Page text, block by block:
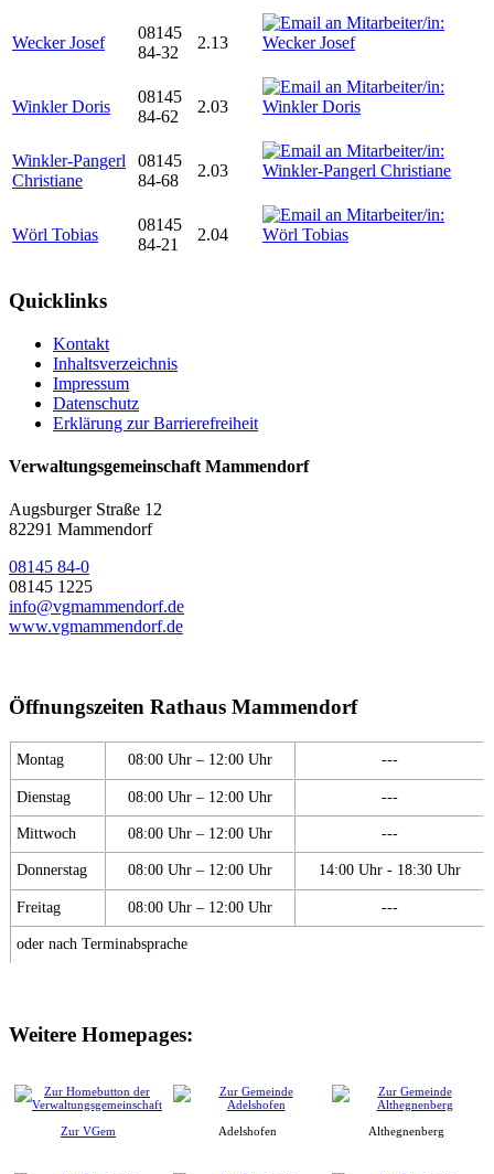
Wecker Josef
08145
84-32
2.13
Winkler Doris
08145
84-62
2.03
Winkler-Pangerl
Christiane
08145
84-68
2.03
Wörl Tobias
08145
84-21
2.04
Quicklinks
Kontakt
Inhaltsverzeichnis
Impressum
Datenschutz
Erklärung zur Barrierefreiheit
Verwaltungsgemeinschaft Mammendorf
Augsburger Straße 12
82291 Mammendorf
08145 84-0
08145 1225
info@vgmammendorf.de
www.vgmammendorf.de
Öffnungszeiten Rathaus Mammendorf
Montag 08:00 Uhr – 12:00 Uhr ---
Dienstag 08:00 Uhr – 12:00 Uhr ---
Mittwoch 08:00 Uhr – 12:00 Uhr ---
Donnerstag 08:00 Uhr – 12:00 Uhr 14:00 Uhr - 18:30 Uhr
Freitag 08:00 Uhr – 12:00 Uhr ---
oder nach Terminabsprache
Weitere Homepages:
Zur VGem Adelshofen Althegnenberg